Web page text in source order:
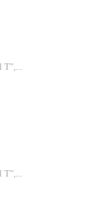
T",...
T",...